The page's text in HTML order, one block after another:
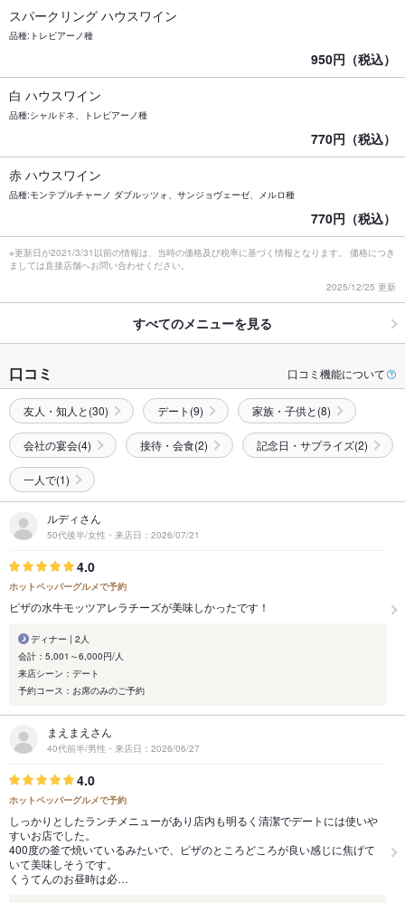
スパークリング ハウスワイン
品種:トレビアーノ種
950円（税込）
白 ハウスワイン
品種:シャルドネ、トレビアーノ種
770円（税込）
赤 ハウスワイン
品種:モンテプルチャーノ ダブルッツォ、サンジョヴェーゼ、メルロ種
770円（税込）
※更新日が2021/3/31以前の情報は、当時の価格及び税率に基づく情報となります。 価格につき
ましては直接店舗へお問い合わせください。
2025/12/25 更新
すべてのメニューを見る
口コミ 口コミ機能について
友人・知人と(30) デート(9) 家族・子供と(8)
会社の宴会(4) 接待・会食(2) 記念日・サプライズ(2)
一人で(1)
ルディさん
50代後半/女性・来店日：2026/07/21
4.0
ホットペッパーグルメで予約
ピザの水牛モッツアレラチーズが美味しかったです！
ディナー | 2人
会計：5,001～6,000円/人
来店シーン：デート
予約コース：お席のみのご予約
まえまえさん
40代前半/男性・来店日：2026/06/27
4.0
ホットペッパーグルメで予約
しっかりとしたランチメニューがあり店内も明るく清潔でデートには使いや
すいお店でした。
400度の釜で焼いているみたいで、ピザのところどころが良い感じに焦げて
いて美味しそうです。
くうてんのお昼時は必…